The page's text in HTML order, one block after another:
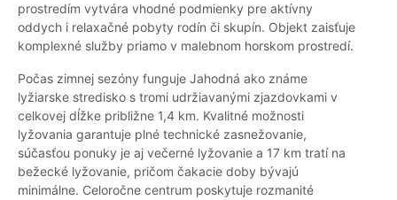
prostredím vytvára vhodné podmienky pre aktívny
oddych i relaxačné pobyty rodín či skupín. Objekt zaisťuje
komplexné služby priamo v malebnom horskom prostredí.
Počas zimnej sezóny funguje Jahodná ako známe
lyžiarske stredisko s tromi udržiavanými zjazdovkami v
celkovej dĺžke približne 1,4 km. Kvalitné možnosti
lyžovania garantuje plné technické zasnežovanie,
súčasťou ponuky je aj večerné lyžovanie a 17 km tratí na
bežecké lyžovanie, pričom čakacie doby bývajú
minimálne. Celoročne centrum poskytuje rozmanité